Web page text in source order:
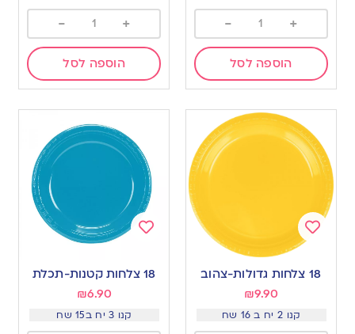
+
-
הוספה לסל
+
-
הוספה לסל
Add
to
wishlist
18 צלחות גדולות-צהוב
₪9.90
קנו 2 יח ב 16 שח
to
wishlist
18 צלחות קטנות-תכלת
₪6.90
קנו 3 יח ב15 שח